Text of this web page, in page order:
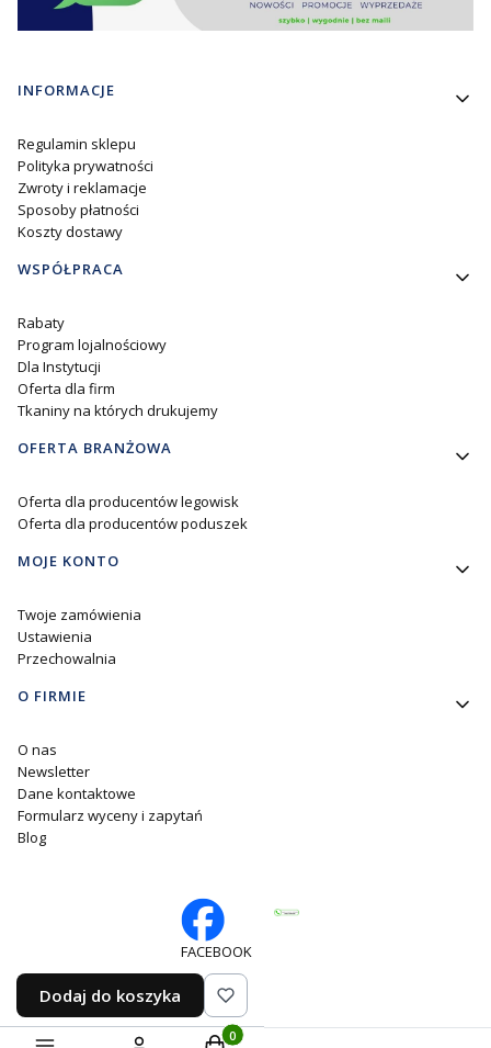
Linki w stopce
INFORMACJE
Regulamin sklepu
Polityka prywatności
Zwroty i reklamacje
Sposoby płatności
Koszty dostawy
WSPÓŁPRACA
Rabaty
Program lojalnościowy
Dla Instytucji
Oferta dla firm
Tkaniny na których drukujemy
OFERTA BRANŻOWA
Oferta dla producentów legowisk
Oferta dla producentów poduszek
MOJE KONTO
Twoje zamówienia
Ustawienia
Przechowalnia
O FIRMIE
O nas
Newsletter
Dane kontaktowe
Formularz wyceny i zapytań
Blog
FACEBOOK
Dodaj do koszyka